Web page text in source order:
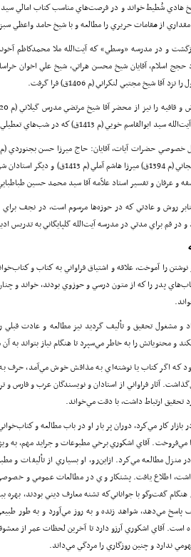
هادي شُطيط خواند و در فرصت‌هاي مناسب كتاب امالي سيد
ازمقامات حريري را مطالعه و با شيخ حامد واعظي
اسلام، آقايان شيخ محسن هراتي، شيخ علي اخوان
نزد آقا شيخ مجتبي لنكراني (م 1406ق) فرا گرفت.
(م 1413ق) كه در شب‌هاي تعطيلي برگزار مي‌شد.
شيخ مجتبي لنكراني، ميرزا باقر زنجاني
و تفسير استاد علاّمه آقا سيد محمد حسين طباطبايي (م 1402ق) بهره‌مند
روش و عادتي كه در حوزه‌ها مرسوم است، در نجف‌
قم براي مدتي در مدرسه آيت‌الله گلپايگاني به تدريس
را آموخت، علاقه و اشتياق فراواني به كتاب و
پدر را كه از متون درسي و حوزوي بودند، خواند و
و مشغول تحقيق و تأليف گرديد نيز مطالعه و عادت
و محتوياتش را به خاطر مي‌سپرد تا هنگام نياز بتواند به
بود كه اگر كتاب يا نوشته‌اي به مذاقش خوش مي‌آمد،
آثار فراواني از استادان و نويسندگان عرب و فارس و
تحقيق ارتباط داشت، با دقت مي‌خواند.
بازار كار مي‌كرد، دوران پر بار او در باب مطالعه و
آقاي اشكوري برخي مطبوعات و جرايد مهم، به
اطلاع يافت. پشتكار وي در مطالعات عمومي و
هنگام گفت‌وگو با جواناني‌كه تشنه معارف ديني بودند،
پاسخ مي‌دهد، شواهد زنده و به روز مي‌آورد و به طور
است. آقاي اشكوري آرزو دارد تا آخرين لحظات عمر از
ندارد و چنين روزگاري را مردگي مي‌داند.